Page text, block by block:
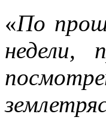
«По
недели,